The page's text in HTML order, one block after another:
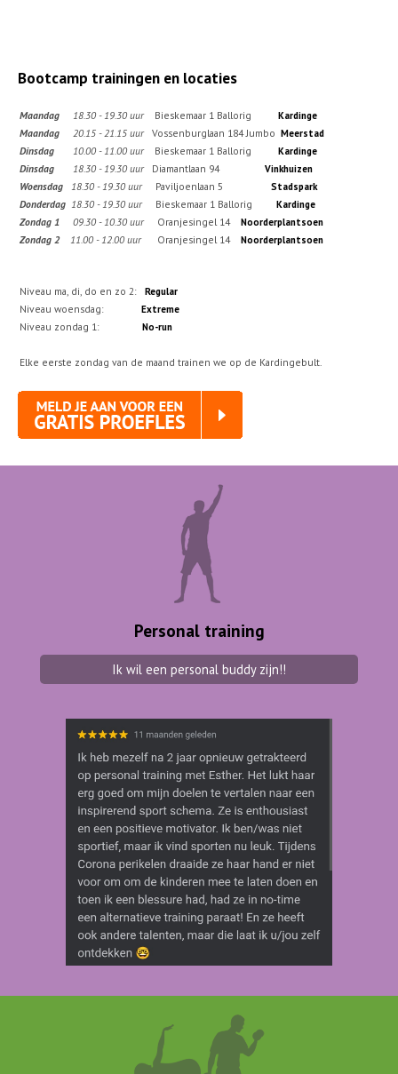
Bootcamp trainingen en locaties
Maandag 18.30 - 19.30 uur Bieskemaar 1 Ballorig Kardinge
Maandag 20.15 - 21.15 uurVossenburglaan 184 Jumbo Meerstad
Dinsdag 10.00 - 11.00 uur Bieskemaar 1 Ballorig Kardinge
Dinsdag 18.30 - 19.30 uurDiamantlaan 94 Vinkhuizen
Woensdag 18.30 - 19.30 uur Paviljoenlaan 5 Stadspark
Donderdag 18.30 - 19.30 uur Bieskemaar 1 Ballorig Kardinge
Zondag 1 09.30 - 10.30 uur Oranjesingel 14 Noorderplantsoen
Zondag 2 11.00 - 12.00 uurOranjesingel 14 Noorderplantsoen
Niveau ma, di, do en zo 2: Regular
Niveau woensdag: Extreme
Niveau zondag 1: No-run
Elke eerste zondag van de maand trainen we op de Kardingebult.
Personal training
Ik wil een personal buddy zijn!!